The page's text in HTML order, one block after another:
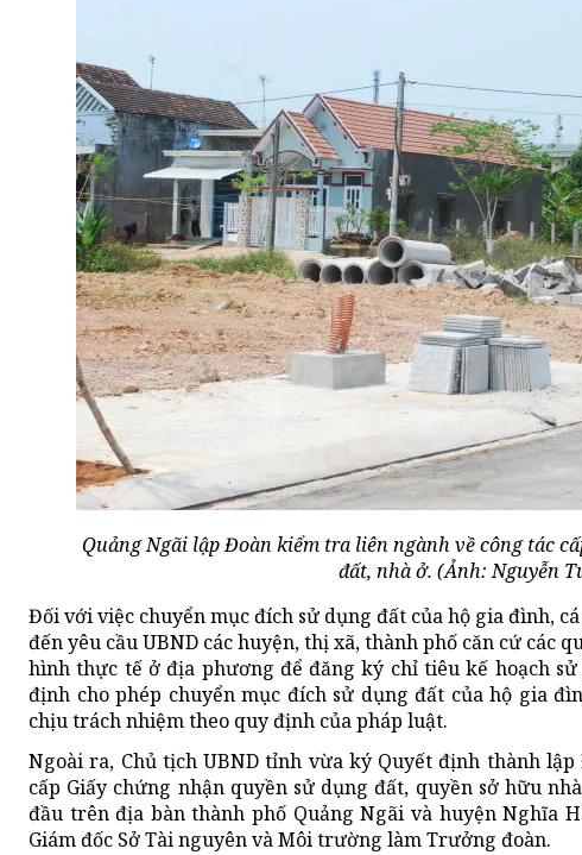
Quảng Ngãi lập Đoàn kiểm tra liên ngành về công tác
đất, nhà ở. (Ảnh: Nguyễn
Đối với việc chuyển mục đích sử dụng đất của hộ gia đình,
đến yêu cầu UBND các huyện, thị xã, thành phố căn cứ các
hình thực tế ở địa phương để đăng ký chỉ tiêu kế hoạch
định cho phép chuyển mục đích sử dụng đất của hộ gia
chịu trách nhiệm theo quy định của pháp luật.
Ngoài ra, Chủ tịch UBND tỉnh vừa ký Quyết định thành
cấp Giấy chứng nhận quyền sử dụng đất, quyền sở hữu
đầu trên địa bàn thành phố Quảng Ngãi và huyện Nghĩa
Giám đốc Sở Tài nguyên và Môi trường làm Trưởng đoàn.